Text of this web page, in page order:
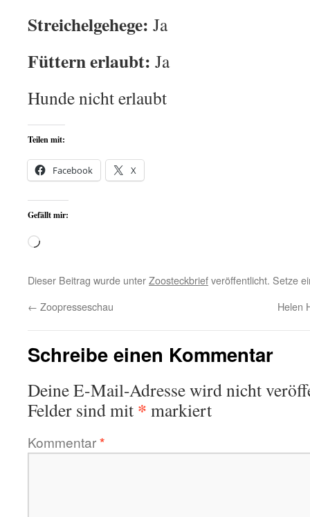
Streichelgehege: Ja
Füttern erlaubt: Ja
Hunde nicht erlaubt
Teilen mit:
Facebook X
Gefällt mir:
Wird
Dieser Beitrag wurde unterZoosteckbriefveröffentlicht. Setze
← Zoopresseschau Helen
Schreibe einen Kommentar
Deine E-Mail-Adresse wird nicht
Felder sind mit * markiert
Kommentar*